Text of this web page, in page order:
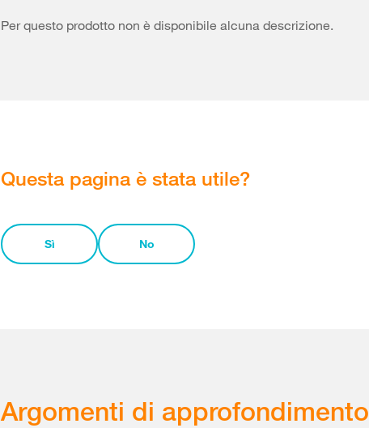
Per questo prodotto non è disponibile alcuna descrizione.
Questa pagina è stata utile?
Sì No
Argomenti di approfondimento